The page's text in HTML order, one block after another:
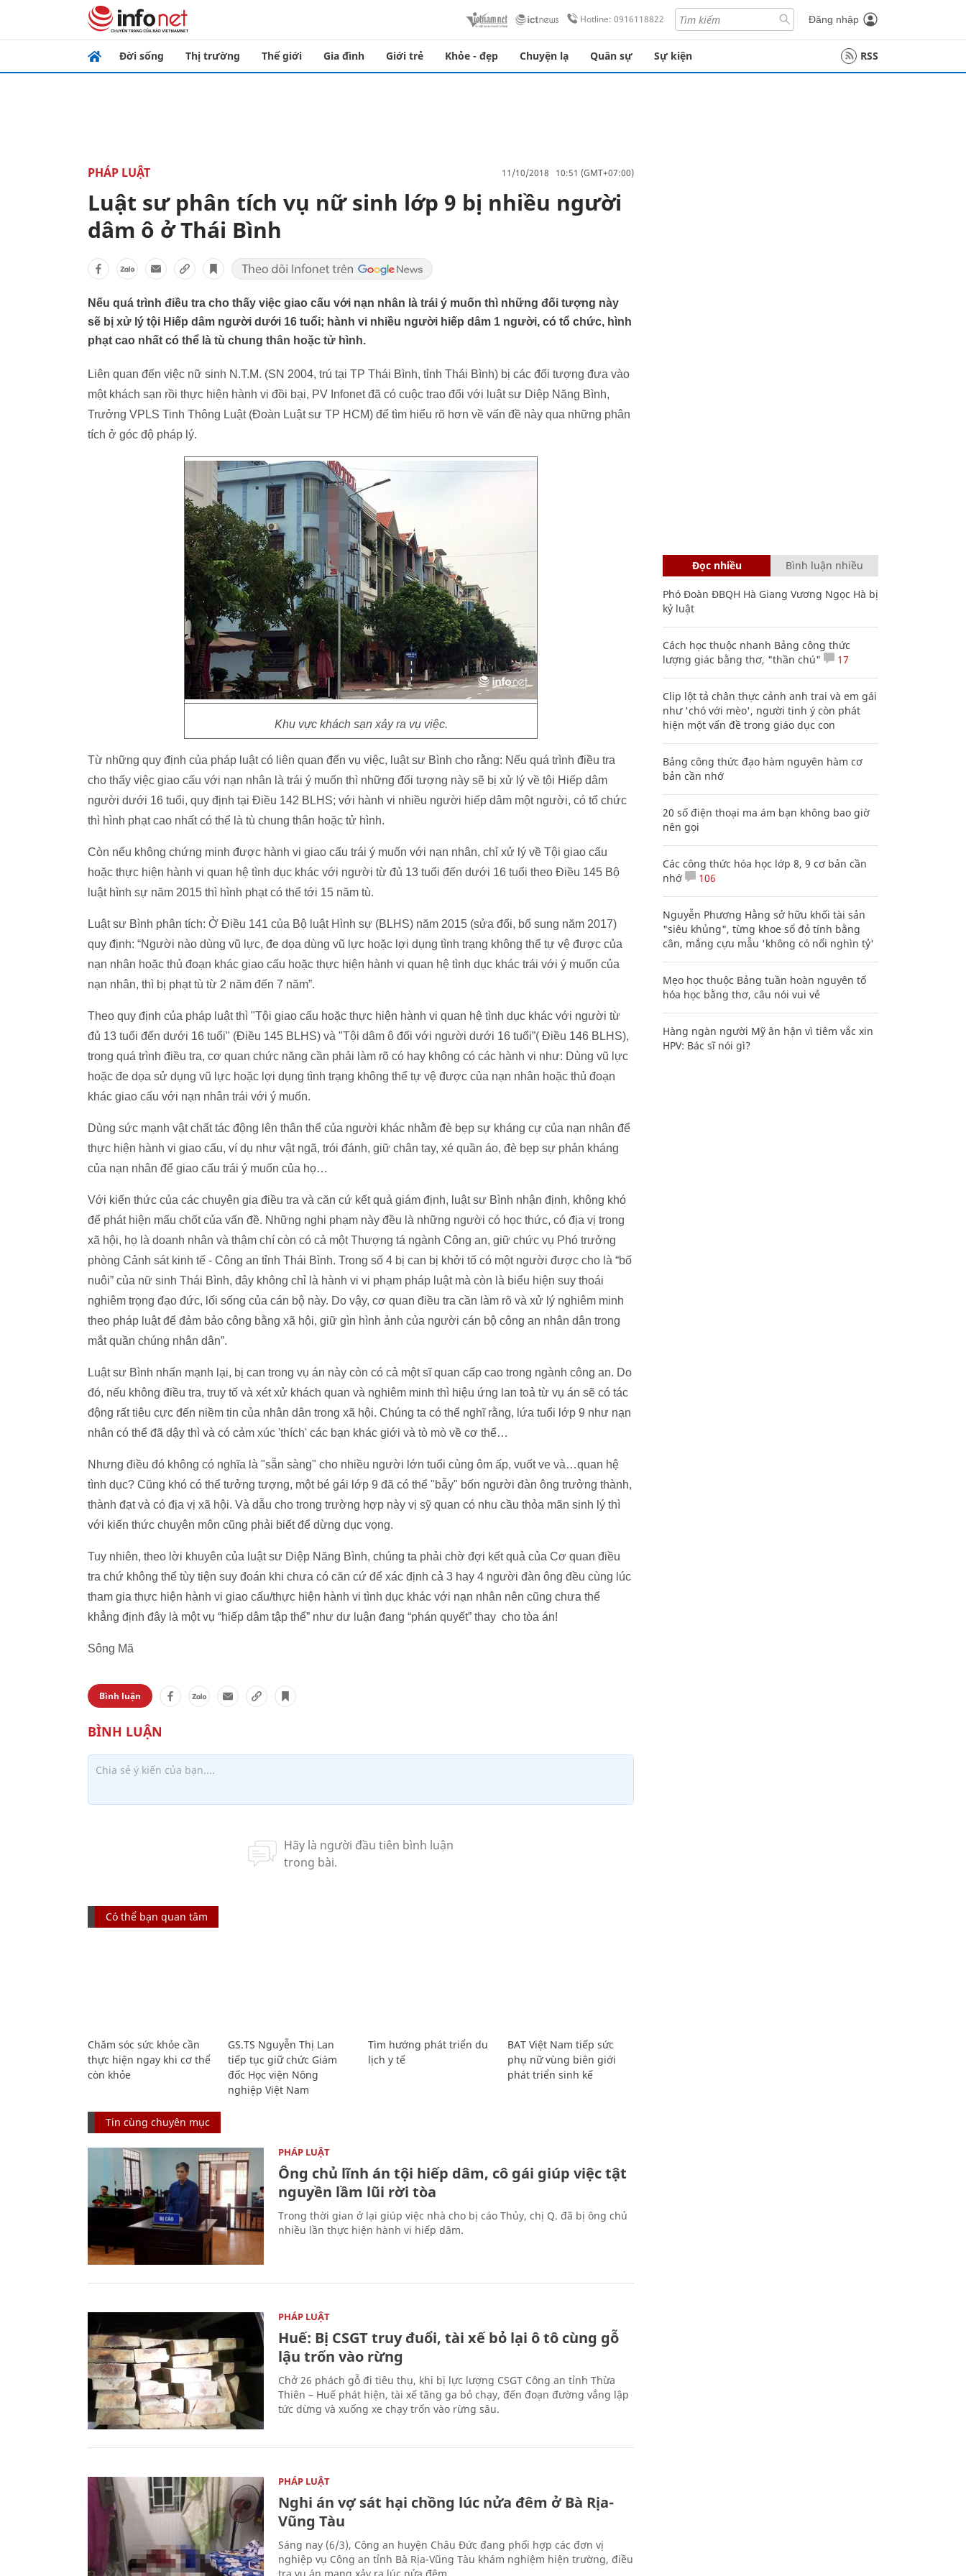
Hotline: 0916118822 Đăng nhập
Đời sống Thị trường Thế giới Gia đình Giới trẻ Khỏe - đẹp Chuyện lạ Quân sự Sự kiện RSS
PHÁP LUẬT 11/10/2018 10:51 (GMT+07:00)
Luật sư phân tích vụ nữ sinh lớp 9 bị nhiều người
dâm ô ở Thái Bình
Nếu quá trình điều tra cho thấy việc giao cấu với nạn nhân là trái ý muốn thì những đối tượng này
sẽ bị xử lý tội Hiếp dâm người dưới 16 tuổi; hành vi nhiều người hiếp dâm 1 người, có tổ chức, hình
phạt cao nhất có thể là tù chung thân hoặc tử hình.
Liên quan đến việc nữ sinh N.T.M. (SN 2004, trú tại TP Thái Bình, tỉnh Thái Bình) bị các đối tượng đưa vào
một khách sạn rồi thực hiện hành vi đồi bại, PV Infonet đã có cuộc trao đổi với luật sư Diệp Năng Bình,
Trưởng VPLS Tinh Thông Luật (Đoàn Luật sư TP HCM) để tìm hiểu rõ hơn về vấn đề này qua những phân
tích ở góc độ pháp lý.
Khu vực khách sạn xảy ra vụ việc.
Từ những quy định của pháp luật có liên quan đến vụ việc, luật sư Bình cho rằng: Nếu quá trình điều tra
cho thấy việc giao cấu với nạn nhân là trái ý muốn thì những đối tượng này sẽ bị xử lý về tội Hiếp dâm
người dưới 16 tuổi, quy định tại Điều 142 BLHS; với hành vi nhiều người hiếp dâm một người, có tổ chức
thì hình phạt cao nhất có thể là tù chung thân hoặc tử hình.
Còn nếu không chứng minh được hành vi giao cấu trái ý muốn với nạn nhân, chỉ xử lý về Tội giao cấu
hoặc thực hiện hành vi quan hệ tình dục khác với người từ đủ 13 tuổi đến dưới 16 tuổi theo Điều 145 Bộ
luật hình sự năm 2015 thì hình phạt có thể tới 15 năm tù.
Luật sư Bình phân tích: Ở Điều 141 của Bộ luật Hình sự (BLHS) năm 2015 (sửa đổi, bổ sung năm 2017)
quy định: “Người nào dùng vũ lực, đe dọa dùng vũ lực hoặc lợi dụng tình trạng không thể tự vệ được của
nạn nhân hoặc thủ đoạn khác giao cấu hoặc thực hiện hành vi quan hệ tình dục khác trái với ý muốn của
nạn nhân, thì bị phạt tù từ 2 năm đến 7 năm”.
Theo quy định của pháp luật thì "Tội giao cấu hoặc thực hiện hành vi quan hệ tình dục khác với người từ
đủ 13 tuổi đến dưới 16 tuổi" (Điều 145 BLHS) và "Tội dâm ô đối với người dưới 16 tuổi”( Điều 146 BLHS),
trong quá trình điều tra, cơ quan chức năng cần phải làm rõ có hay không có các hành vi như: Dùng vũ lực
hoặc đe dọa sử dụng vũ lực hoặc lợi dụng tình trạng không thể tự vệ được của nạn nhân hoặc thủ đoạn
khác giao cấu với nạn nhân trái với ý muốn.
Dùng sức mạnh vật chất tác động lên thân thể của người khác nhằm đè bẹp sự kháng cự của nạn nhân để
thực hiện hành vi giao cấu, ví dụ như vật ngã, trói đánh, giữ chân tay, xé quần áo, đè bẹp sự phản kháng
của nạn nhân để giao cấu trái ý muốn của họ…
Với kiến thức của các chuyên gia điều tra và căn cứ kết quả giám định, luật sư Bình nhận định, không khó
để phát hiện mấu chốt của vấn đề. Những nghi phạm này đều là những người có học thức, có địa vị trong
xã hội, họ là doanh nhân và thậm chí còn có cả một Thượng tá ngành Công an, giữ chức vụ Phó trưởng
phòng Cảnh sát kinh tế - Công an tỉnh Thái Bình. Trong số 4 bị can bị khởi tố có một người được cho là “bố
nuôi” của nữ sinh Thái Bình, đây không chỉ là hành vi vi phạm pháp luật mà còn là biểu hiện suy thoái
nghiêm trọng đạo đức, lối sống của cán bộ này. Do vậy, cơ quan điều tra cần làm rõ và xử lý nghiêm minh
theo pháp luật để đảm bảo công bằng xã hội, giữ gìn hình ảnh của người cán bộ công an nhân dân trong
mắt quần chúng nhân dân”.
Luật sư Bình nhấn mạnh lại, bị can trong vụ án này còn có cả một sĩ quan cấp cao trong ngành công an. Do
đó, nếu không điều tra, truy tố và xét xử khách quan và nghiêm minh thì hiệu ứng lan toả từ vụ án sẽ có tác
động rất tiêu cực đến niềm tin của nhân dân trong xã hội. Chúng ta có thể nghĩ rằng, lứa tuổi lớp 9 như nạn
nhân có thể đã dậy thì và có cảm xúc 'thích' các bạn khác giới và tò mò về cơ thể…
Nhưng điều đó không có nghĩa là "sẵn sàng" cho nhiều người lớn tuổi cùng ôm ấp, vuốt ve và…quan hệ
tình dục? Cũng khó có thể tưởng tượng, một bé gái lớp 9 đã có thể "bẫy" bốn người đàn ông trưởng thành,
thành đạt và có địa vị xã hội. Và dẫu cho trong trường hợp này vị sỹ quan có nhu cầu thỏa mãn sinh lý thì
với kiến thức chuyên môn cũng phải biết để dừng dục vọng.
Tuy nhiên, theo lời khuyên của luật sư Diệp Năng Bình, chúng ta phải chờ đợi kết quả của Cơ quan điều
tra chứ không thể tùy tiện suy đoán khi chưa có căn cứ để xác định cả 3 hay 4 người đàn ông đều cùng lúc
tham gia thực hiện hành vi giao cấu/thực hiện hành vi tình dục khác với nạn nhân nên cũng chưa thể
khẳng định đây là một vụ “hiếp dâm tập thể” như dư luận đang “phán quyết” thay cho tòa án!
Sông Mã
Bình luận
Có thể bạn quan tâm
Chăm sóc sức khỏe cần
thực hiện ngay khi cơ thể
còn khỏe
GS.TS Nguyễn Thị Lan
tiếp tục giữ chức Giám
đốc Học viện Nông
nghiệp Việt Nam
Tìm hướng phát triển du
lịch y tế
BAT Việt Nam tiếp sức
phụ nữ vùng biên giới
phát triển sinh kế
Tin cùng chuyên mục
PHÁP LUẬT
Ông chủ lĩnh án tội hiếp dâm, cô gái giúp việc tật
nguyền lầm lũi rời tòa
Trong thời gian ở lại giúp việc nhà cho bị cáo Thủy, chị Q. đã bị ông chủ
nhiều lần thực hiện hành vi hiếp dâm.
PHÁP LUẬT
Huế: Bị CSGT truy đuổi, tài xế bỏ lại ô tô cùng gỗ
lậu trốn vào rừng
Chở 26 phách gỗ đi tiêu thụ, khi bị lực lượng CSGT Công an tỉnh Thừa
Thiên – Huế phát hiện, tài xế tăng ga bỏ chạy, đến đoạn đường vắng lập
tức dừng và xuống xe chạy trốn vào rừng sâu.
PHÁP LUẬT
Nghi án vợ sát hại chồng lúc nửa đêm ở Bà Rịa-
Vũng Tàu
Sáng nay (6/3), Công an huyện Châu Đức đang phối hợp các đơn vị
nghiệp vụ Công an tỉnh Bà Rịa-Vũng Tàu khám nghiệm hiện trường, điều
Đọc nhiều Bình luận nhiều
Phó Đoàn ĐBQH Hà Giang Vương Ngọc Hà bị
kỷ luật
Cách học thuộc nhanh Bảng công thức
lượng giác bằng thơ, "thần chú"
17
Clip lột tả chân thực cảnh anh trai và em gái
như 'chó với mèo', người tinh ý còn phát
hiện một vấn đề trong giáo dục con
Bảng công thức đạo hàm nguyên hàm cơ
bản cần nhớ
20 số điện thoại ma ám bạn không bao giờ
nên gọi
Các công thức hóa học lớp 8, 9 cơ bản cần
nhớ
106
Nguyễn Phương Hằng sở hữu khối tài sản
"siêu khủng", từng khoe sổ đỏ tính bằng
cân, mắng cựu mẫu 'không có nổi nghìn tỷ'
Mẹo học thuộc Bảng tuần hoàn nguyên tố
hóa học bằng thơ, câu nói vui vẻ
Hàng ngàn người Mỹ ân hận vì tiêm vắc xin
HPV: Bác sĩ nói gì?